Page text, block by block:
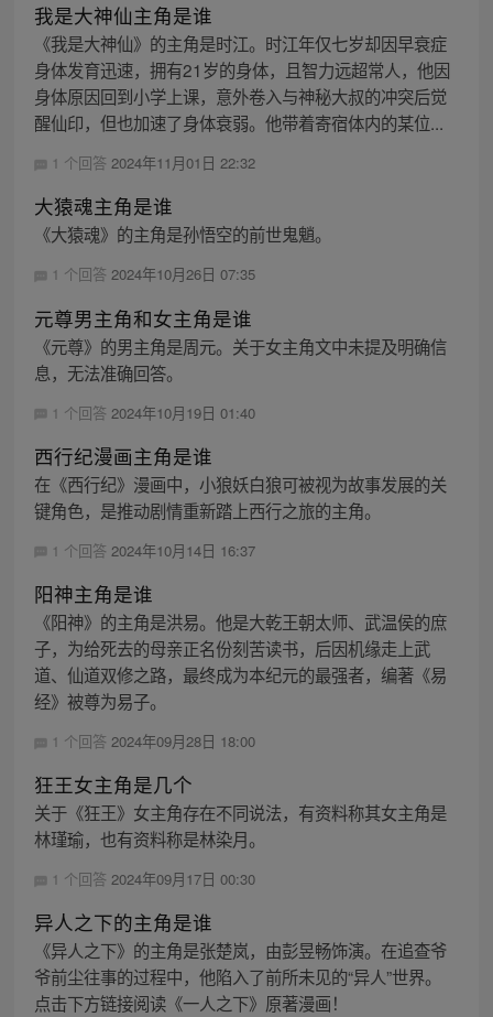
我是大神仙主角是谁
《我是大神仙》的主角是时江。时江年仅七岁却因早衰症
身体发育迅速，拥有21岁的身体，且智力远超常人，他因
身体原因回到小学上课，意外卷入与神秘大叔的冲突后觉
醒仙印，但也加速了身体衰弱。他带着寄宿体内的某位...
1 个回答 2024年11月01日 22:32
大猿魂主角是谁
《大猿魂》的主角是孙悟空的前世鬼魈。
1 个回答 2024年10月26日 07:35
元尊男主角和女主角是谁
《元尊》的男主角是周元。关于女主角文中未提及明确信
息，无法准确回答。
1 个回答 2024年10月19日 01:40
西行纪漫画主角是谁
在《西行纪》漫画中，小狼妖白狼可被视为故事发展的关
键角色，是推动剧情重新踏上西行之旅的主角。
1 个回答 2024年10月14日 16:37
阳神主角是谁
《阳神》的主角是洪易。他是大乾王朝太师、武温侯的庶
子，为给死去的母亲正名份刻苦读书，后因机缘走上武
道、仙道双修之路，最终成为本纪元的最强者，编著《易
经》被尊为易子。
1 个回答 2024年09月28日 18:00
狂王女主角是几个
关于《狂王》女主角存在不同说法，有资料称其女主角是
林瑾瑜，也有资料称是林染月。
1 个回答 2024年09月17日 00:30
异人之下的主角是谁
《异人之下》的主角是张楚岚，由彭昱畅饰演。在追查爷
爷前尘往事的过程中，他陷入了前所未见的“异人”世界。
点击下方链接阅读《一人之下》原著漫画！